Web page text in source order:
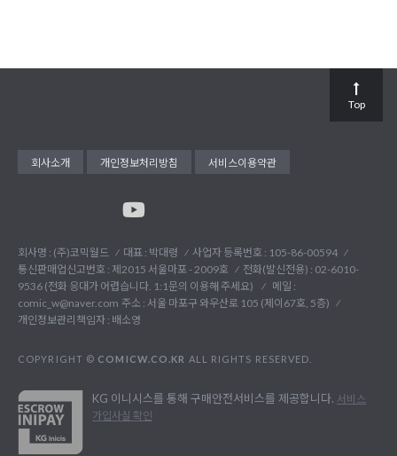
회사소개 개인정보처리방침 서비스이용약관
회사명 : (주)코믹월드 대표 : 박대령
사업자 등록번호 : 105-86-00594
통신판매업신고번호 : 제2015 서울마포 - 2009호
전화(발신전용) : 02-6010-
9536 (전화 응대가 어렵습니다. 1:1문의 이용해 주세요)
메일 :
comic_w@naver.com 주소 : 서울 마포구 와우산로 105 (제이67호, 5층)
개인정보관리책임자 : 배소영
COPYRIGHT © COMICW.CO.KR ALL RIGHTS RESERVED.
KG 이니시스를 통해 구매안전서비스를 제공합니다. 서비스
가입사실 확인
Top